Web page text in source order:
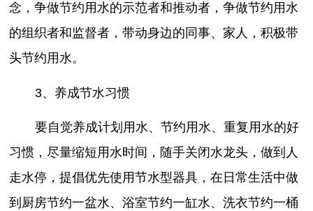
念，争做节约用水的示范者和推动者，争做节约用水
的组织者和监督者，带动身边的同事、家人，积极带
头节约用水。
3、养成节水习惯
要自觉养成计划用水、节约用水、重复用水的好
习惯，尽量缩短用水时间，随手关闭水龙头，做到人
走水停，提倡优先使用节水型器具，在日常生活中做
到厨房节约一盆水、浴室节约一缸水、洗衣节约一桶